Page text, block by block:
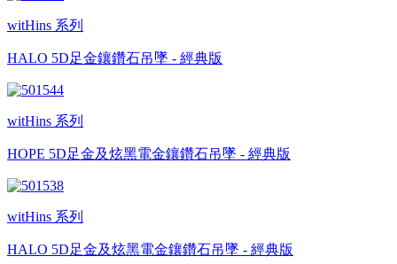
witHins 系列
HALO 5D足金鑲鑽石吊墜 - 經典版
witHins 系列
HOPE 5D足金及炫黑電金鑲鑽石吊墜 - 經典版
witHins 系列
HALO 5D足金及炫黑電金鑲鑽石吊墜 - 經典版